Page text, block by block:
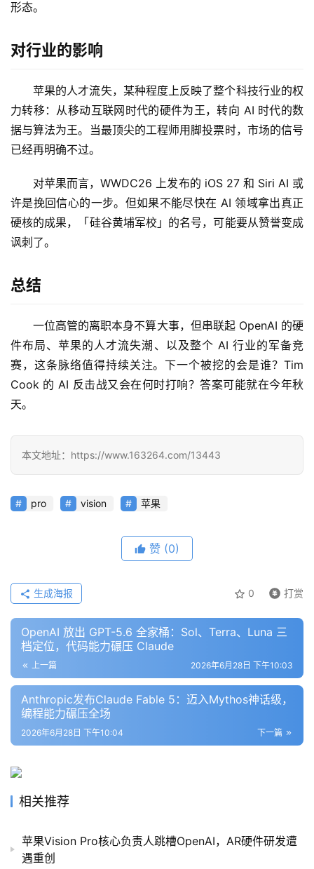
用
行
业
/
好
教
程
模
架
报
登录 注册
形态。
对行业的影响
苹果的人才流失，某种程度上反映了整个科技行业的权
力转移：从移动互联网时代的硬件为王，转向 AI 时代的数
据与算法为王。当最顶尖的工程师用脚投票时，市场的信号
已经再明确不过。
对苹果而言，WWDC26 上发布的 iOS 27 和 Siri AI 或
许是挽回信心的一步。但如果不能尽快在 AI 领域拿出真正
硬核的成果，「硅谷黄埔军校」的名号，可能要从赞誉变成
讽刺了。
总结
一位高管的离职本身不算大事，但串联起 OpenAI 的硬
件布局、苹果的人才流失潮、以及整个 AI 行业的军备竞
赛，这条脉络值得持续关注。下一个被挖的会是谁？Tim
Cook 的 AI 反击战又会在何时打响？答案可能就在今年秋
天。
本文地址：https://www.163264.com/13443
pro vision 苹果
赞 (0)
0 打赏
生成海报
OpenAI 放出 GPT-5.6 全家桶：Sol、Terra、Luna 三
档定位，代码能力碾压 Claude
上一篇 2026年6月28日 下午10:03
Anthropic发布Claude Fable 5：迈入Mythos神话级，
编程能力碾压全场
下一篇
2026年6月28日 下午10:04
相关推荐
苹果Vision Pro核心负责人跳槽OpenAI，AR硬件研发遭
遇重创